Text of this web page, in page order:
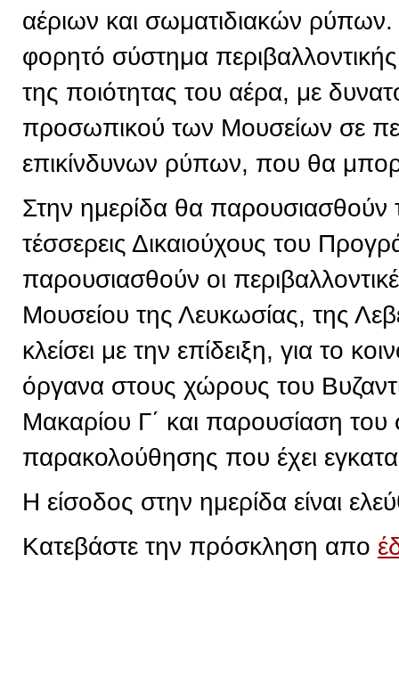
αέριων και σωματιδιακών
φορητό σύστημα
της ποιότητας του αέρα, με
προσωπικού των Μουσείων σε
επικίνδυνων ρύπων, που θα
Στην ημερίδα θα
τέσσερεις Δικαιούχους του
παρουσιασθούν οι
Μουσείου της Λευκωσίας, της
κλείσει με την επίδειξη, για το
όργανα στους χώρους του
Μακαρίου Γ΄ και παρουσίαση του
παρακολούθησης που έχει
Η είσοδος στην ημερίδα είναι
Κατεβάστε την πρόσκληση απο